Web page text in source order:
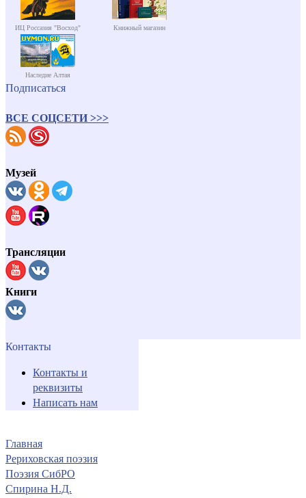
ИЦ Россазия "Восход" Книжный магазин
Наследие Алтая
Подписаться
ВСЕ СОЦСЕТИ >>>
Музей
Трансляции
Книги
Контакты
Контакты и
реквизиты
Написать нам
Главная
Рериховская поэзия
Поэзия СибРО
Спирина Н.Д.